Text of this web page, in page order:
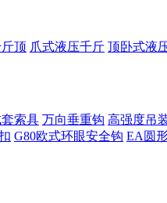
顶 爪式液压千斤 顶卧式液
索具 万向垂重钩 高强度吊
G80欧式环眼安全钩 EA圆